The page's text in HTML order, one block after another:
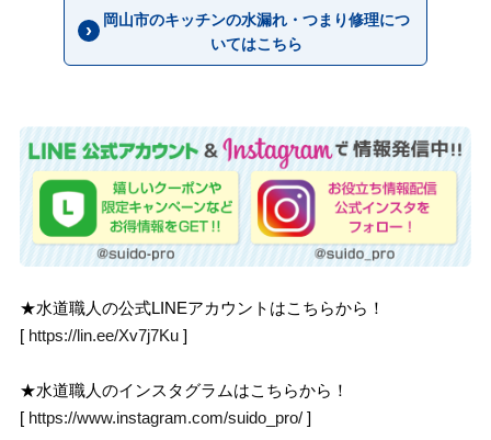
岡山市のキッチンの水漏れ・つまり修理につ
いてはこちら
★水道職人の公式LINEアカウントはこちらから！
[ https://lin.ee/Xv7j7Ku ]
★水道職人のインスタグラムはこちらから！
[ https://www.instagram.com/suido_pro/ ]